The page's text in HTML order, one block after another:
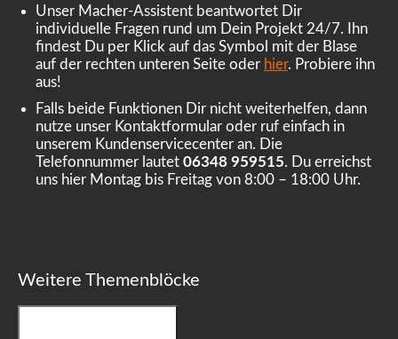
Unser Macher-Assistent beantwortet Dir
individuelle Fragen rund um Dein Projekt 24/7. Ihn
findest Du per Klick auf das Symbol mit der Blase
auf der rechten unteren Seite oder hier. Probiere ihn
aus!
Falls beide Funktionen Dir nicht weiterhelfen, dann
nutze unser Kontaktformular oder ruf einfach in
unserem Kundenservicecenter an. Die
Telefonnummer lautet 06348 959515. Du erreichst
uns hier Montag bis Freitag von 8:00 – 18:00 Uhr.
Weitere Themenblöcke